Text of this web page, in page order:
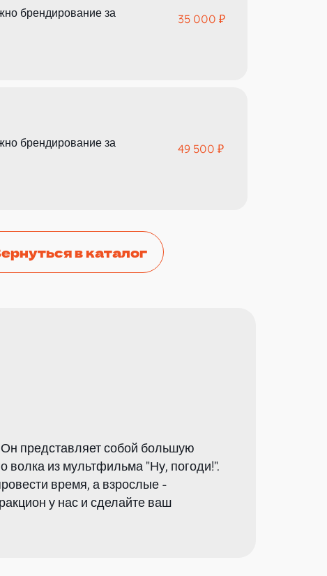
брендирование за
35 000 ₽
брендирование за
49 500 ₽
в каталог
представляет собой большую
волка из мультфильма "Ну, погоди!".
время, а взрослые -
у нас и сделайте ваш